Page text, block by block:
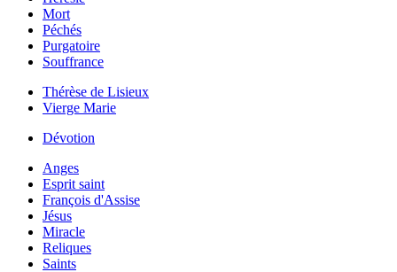
Mort
Péchés
Purgatoire
Souffrance
Thérèse de Lisieux
Vierge Marie
Dévotion
Anges
Esprit saint
François d'Assise
Jésus
Miracle
Reliques
Saints